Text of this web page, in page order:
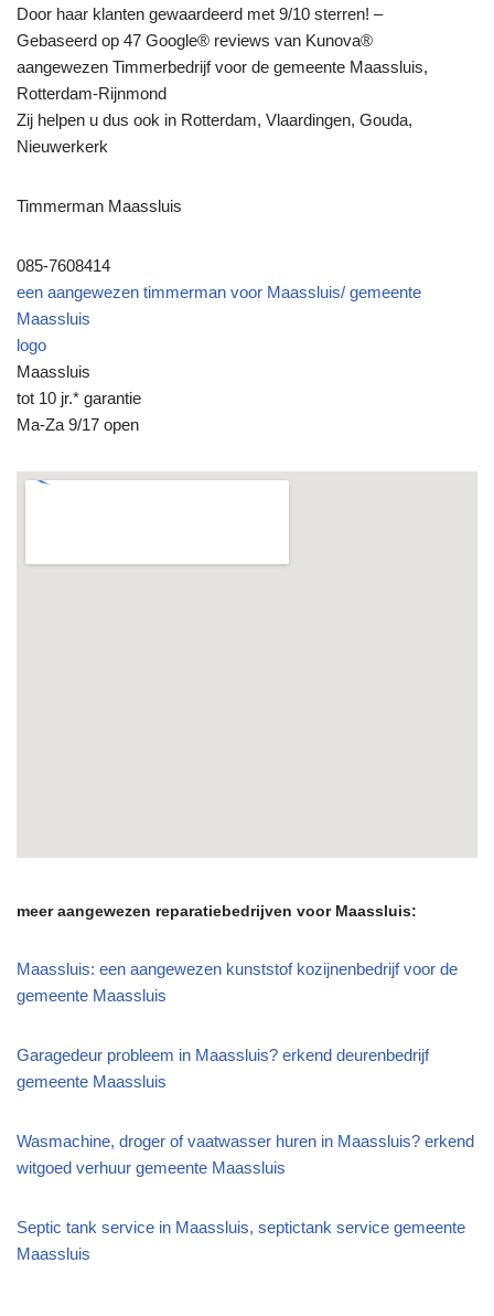
Door haar klanten gewaardeerd met 9/10 sterren! –
Gebaseerd op 47 Google® reviews van Kunova®
aangewezen Timmerbedrijf voor de gemeente Maassluis,
Rotterdam-Rijnmond
Zij helpen u dus ook in Rotterdam, Vlaardingen, Gouda,
Nieuwerkerk
Timmerman Maassluis
085-7608414
een aangewezen timmerman voor Maassluis/ gemeente
Maassluis
logo
Maassluis
tot 10 jr.* garantie
Ma-Za 9/17 open
meer aangewezen reparatiebedrijven voor Maassluis:
Maassluis: een aangewezen kunststof kozijnenbedrijf voor de
gemeente Maassluis
Garagedeur probleem in Maassluis? erkend deurenbedrijf
gemeente Maassluis
Wasmachine, droger of vaatwasser huren in Maassluis? erkend
witgoed verhuur gemeente Maassluis
Septic tank service in Maassluis, septictank service gemeente
Maassluis